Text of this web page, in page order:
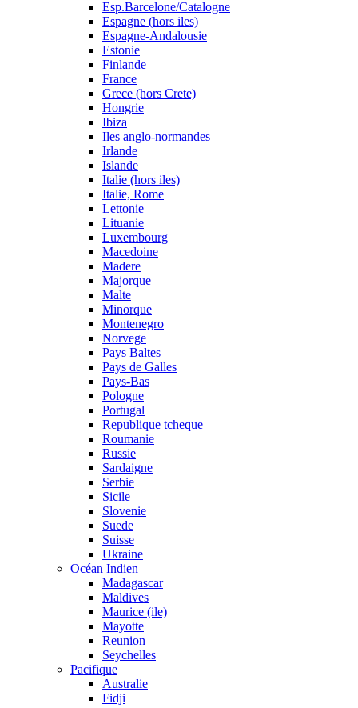
Esp.Barcelone/Catalogne
Espagne (hors iles)
Espagne-Andalousie
Estonie
Finlande
France
Grece (hors Crete)
Hongrie
Ibiza
Iles anglo-normandes
Irlande
Islande
Italie (hors iles)
Italie, Rome
Lettonie
Lituanie
Luxembourg
Macedoine
Madere
Majorque
Malte
Minorque
Montenegro
Norvege
Pays Baltes
Pays de Galles
Pays-Bas
Pologne
Portugal
Republique tcheque
Roumanie
Russie
Sardaigne
Serbie
Sicile
Slovenie
Suede
Suisse
Ukraine
Océan Indien
Madagascar
Maldives
Maurice (ile)
Mayotte
Reunion
Seychelles
Pacifique
Australie
Fidji